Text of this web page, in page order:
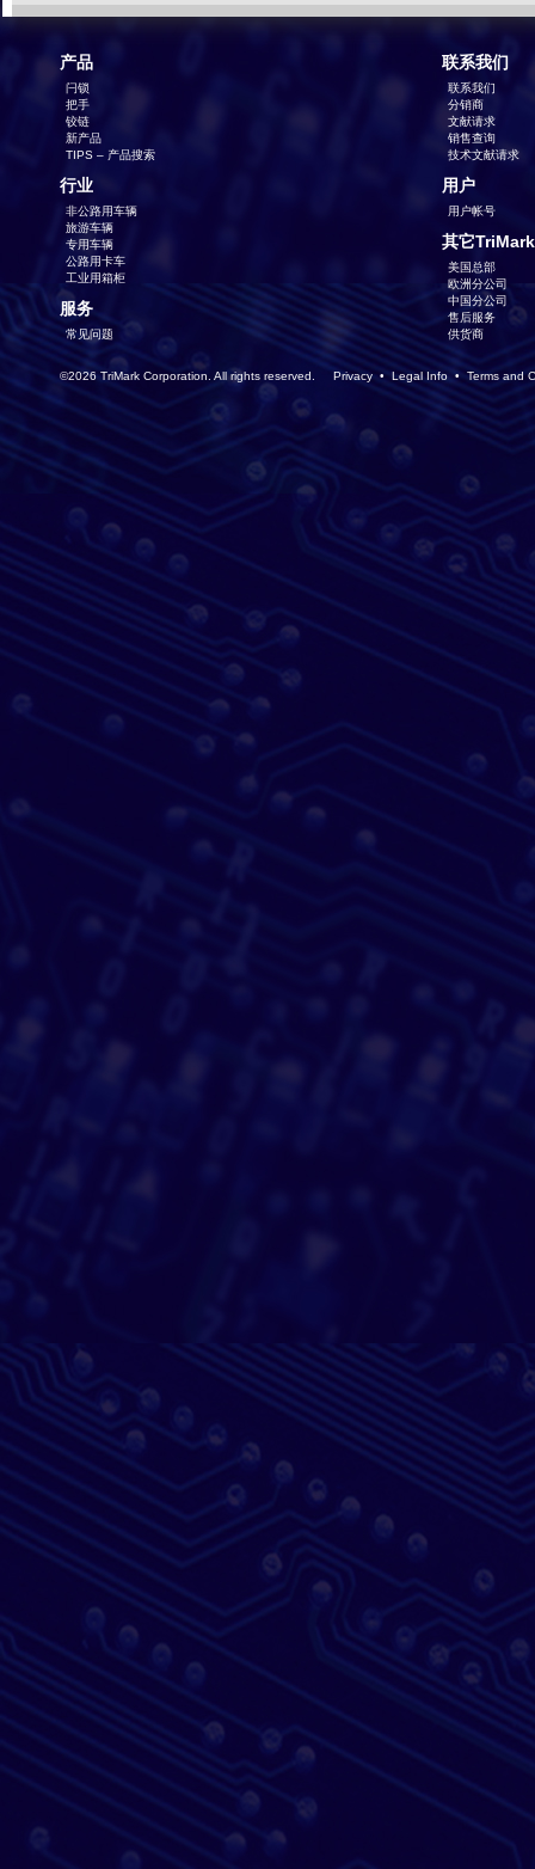
产品
闩锁
把手
铰链
新产品
TIPS – 产品搜索
行业
非公路用车辆
旅游车辆
专用车辆
公路用卡车
工业用箱柜
服务
常见问题
联系我们
联系我们
分销商
文献请求
销售查询
技术文献请求
用户
用户帐号
其它
美国总部
欧洲分公司
中国分公司
售后服务
供货商
©2026 TriMark Corporation. All rights reserved. Privacy• Legal Info •Terms and